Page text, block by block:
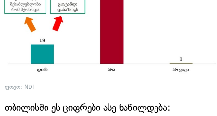
ფოტო: NDI
თბილისში ეს ციფრები ასე ნაწილდება: